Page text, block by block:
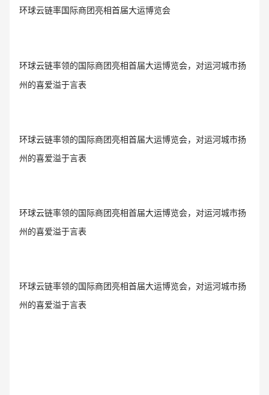
环球云链率国际商团亮相首届大运博览会
环球云链率领的国际商团亮相首届大运博览会，对运河城市扬
州的喜爱溢于言表
环球云链率领的国际商团亮相首届大运博览会，对运河城市扬
州的喜爱溢于言表
环球云链率领的国际商团亮相首届大运博览会，对运河城市扬
州的喜爱溢于言表
环球云链率领的国际商团亮相首届大运博览会，对运河城市扬
州的喜爱溢于言表